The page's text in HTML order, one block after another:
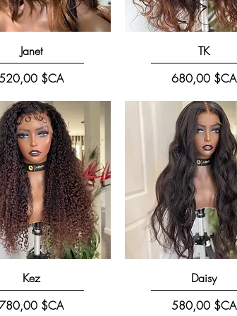
Aperçu rapide
Janet
$CA
Aperçu rapide
TK
Prix
680,00 $CA
Aperçu rapide
Kez
Prix
$CA
Aperçu rapide
Daisy
Prix
580,00 $CA